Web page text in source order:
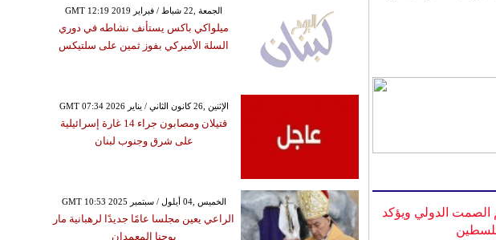
الصمت الدولي ويؤكد
GMT 12:19 2019 الجمعة ,22 شباط / فبراير
ميلواكي باكس يستأنف نشاطه في دوري
السلة الأميركي بفوز ثمين على سلتيكس
GMT 07:34 2026 الإثنين ,26 كانون الثاني / يناير
قتيلان ومصابون جراء 14 غارة إسرائيلية
على شرق وجنوب لبنان
GMT 10:53 2025 الخميس ,04 أيلول / سبتمبر
الراعي يعين مجلسا عامًا جديدًا لرهبانية مار
يوحنا المعمدان